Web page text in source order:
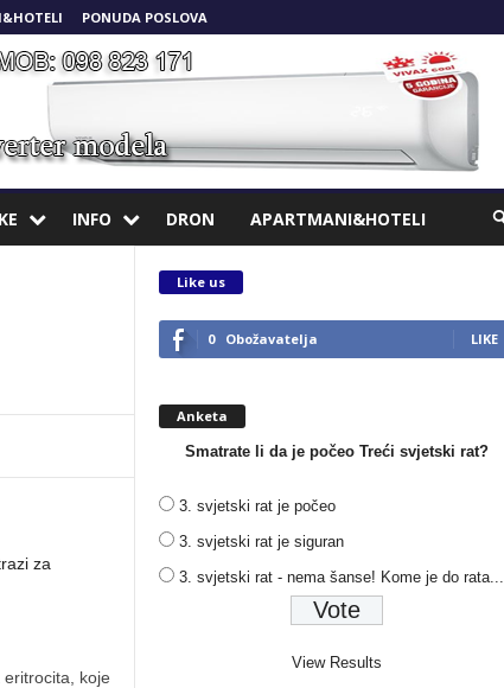
PONUDA POSLOVA
INFO DRON APARTMANI&HOTELI
za
koje
Like us
0 Obožavatelja LIKE
Anketa
Smatrate li da je počeo Treći svjetski rat?
3. svjetski rat je počeo
3. svjetski rat je siguran
3. svjetski rat - nema šanse! Kome je do rata...
View Results